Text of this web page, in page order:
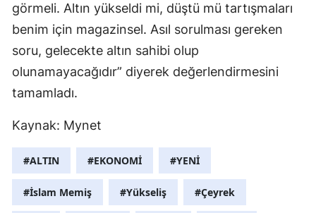
görmeli. Altın yükseldi mi, düştü mü tartışmaları
benim için magazinsel. Asıl sorulması gereken
soru, gelecekte altın sahibi olup
olunamayacağıdır” diyerek değerlendirmesini
tamamladı.
Kaynak: Mynet
#ALTIN #EKONOMİ #YENİ
#İslam Memiş #Yükseliş #Çeyrek